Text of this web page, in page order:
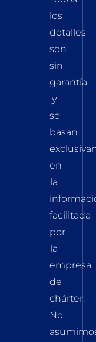
los
detalles
son
sin
garantía
y
se
basan
en
la
facilitada
por
la
empresa
de
chárter.
No